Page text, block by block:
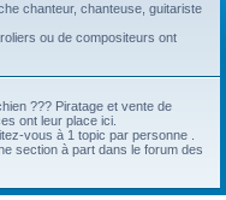
chanteur, chanteuse, guitariste
ou de compositeurs ont
??? Piratage et vente de
ont leur place ici.
vous à 1 topic par personne .
section à part dans le forum des